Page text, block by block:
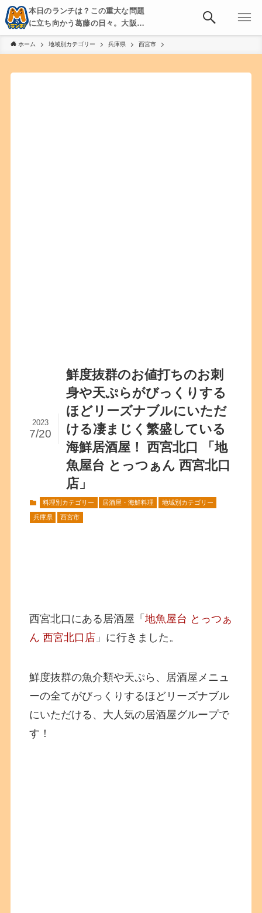
本日のランチは？この重大な問題
に立ち向かう葛藤の日々。大阪・
京都・神戸を中心とした食べ歩
き、飲み歩きを綴る。
ホーム 地域別カテゴリー 兵庫県 西宮市
鮮度抜群のお値打ちのお刺
身や天ぷらがびっくりする
ほどリーズナブルにいただ
ける凄まじく繁盛している
海鮮居酒屋！ 西宮北口 「地
魚屋台 とっつぁん 西宮北口
店」
2023
7/20
料理別カテゴリー 居酒屋・海鮮料理 地域別カテゴリー
兵庫県 西宮市
西宮北口にある居酒屋「地魚屋台 とっつぁ
ん 西宮北口店 」に行きました。
鮮度抜群の魚介類や天ぷら、居酒屋メニュ
ーの全てがびっくりするほどリーズナブル
にいただける、大人気の居酒屋グループで
す！